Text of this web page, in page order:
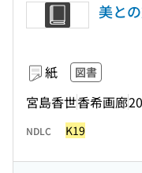
美と
紙 図書
宮島香世香希画廊
NDLC K19